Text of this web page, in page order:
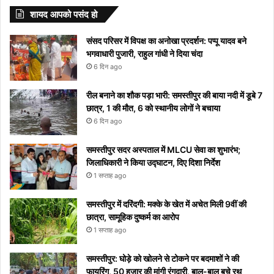
ये आसान
टिप्स
को
रोक
निमंत्रण
कब से
शुरू
रातोंरात
सोशल
वाइरल
सावधान
मीनिंग
शायद आपको पसंद हो
संसद परिसर में विपक्ष का अनोखा प्रदर्शन: पप्पू यादव बने
भगवाधारी पुजारी, राहुल गांधी ने दिया चंदा
6 दिन ago
रील बनाने का शौक पड़ा भारी: समस्तीपुर की बाया नदी में डूबे 7
छात्र, 1 की मौत, 6 को स्थानीय लोगों ने बचाया
6 दिन ago
समस्तीपुर सदर अस्पताल में MLCU सेवा का शुभारंभ;
जिलाधिकारी ने किया उद्घाटन, दिए दिशा निर्देश
1 सप्ताह ago
समस्तीपुर में दरिंदगी: मक्के के खेत में अचेत मिली 9वीं की
छात्रा, सामूहिक दुष्कर्म का आरोप
1 सप्ताह ago
समस्तीपुर: घोड़े को खोलने से टोकने पर बदमाशों ने की
फायरिंग, 50 हजार की मांगी रंगदारी, बाल-बाल बचे रथ